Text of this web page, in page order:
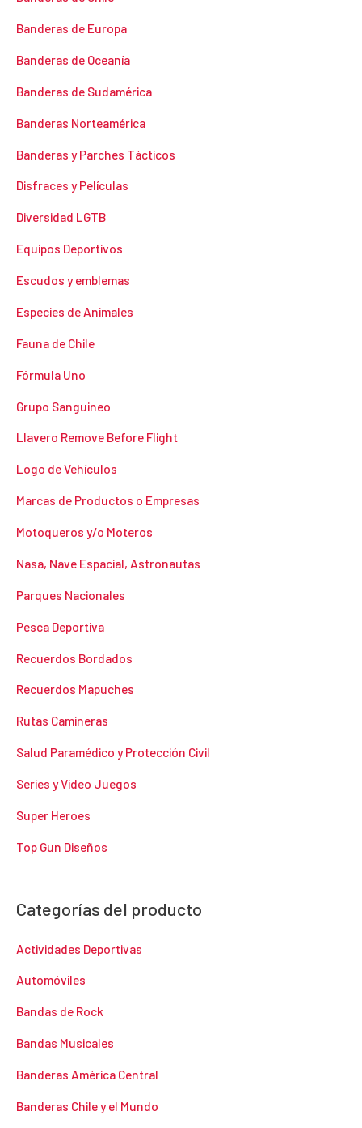
Banderas de Europa
Banderas de Oceanía
Banderas de Sudamérica
Banderas Norteamérica
Banderas y Parches Tácticos
Disfraces y Películas
Diversidad LGTB
Equipos Deportivos
Escudos y emblemas
Especies de Animales
Fauna de Chile
Fórmula Uno
Grupo Sanguineo
Llavero Remove Before Flight
Logo de Vehículos
Marcas de Productos o Empresas
Motoqueros y/o Moteros
Nasa, Nave Espacial, Astronautas
Parques Nacionales
Pesca Deportiva
Recuerdos Bordados
Recuerdos Mapuches
Rutas Camineras
Salud Paramédico y Protección Civil
Series y Video Juegos
Super Heroes
Top Gun Diseños
Categorías del producto
Actividades Deportivas
Automóviles
Bandas de Rock
Bandas Musicales
Banderas América Central
Banderas Chile y el Mundo